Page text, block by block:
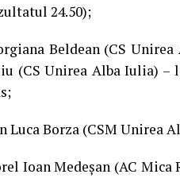
24.50);
Beldean (CS
(CS Unirea Alba Iulia) –
Luca Borza (CSM Unirea
Ioan Medeșan (AC Mica